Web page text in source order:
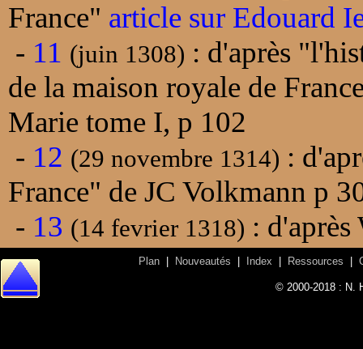
France" article sur Edouard
- 11 (juin 1308) : d'après
de la maison royale de
Marie tome I, p 102
- 12 (29 novembre 1314) :
France" de JC Volkmann p
- 13 (14 fevrier 1318) :
Plan Nouveautés Index Ressources
© 2000-2018 : N.